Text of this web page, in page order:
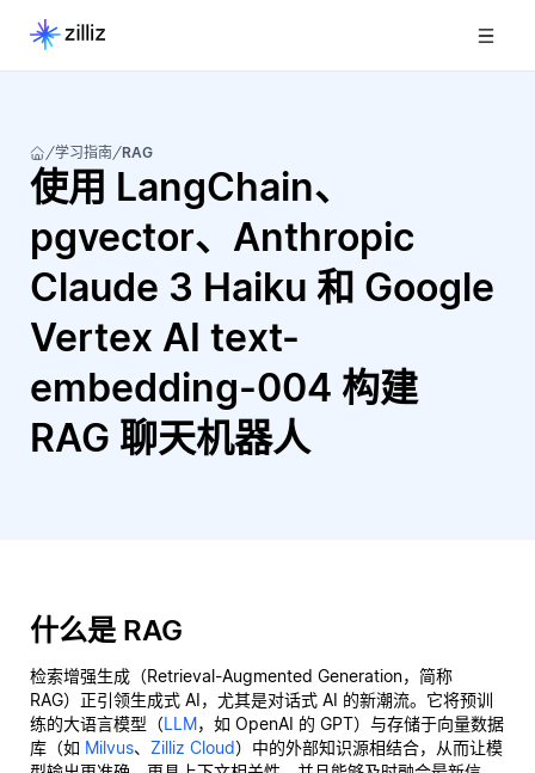
学习指南 RAG
使用 LangChain、
pgvector、Anthropic
Claude 3 Haiku 和 Google
Vertex AI text-
embedding-004 构建
RAG 聊天机器人
什么是 RAG
检索增强生成（Retrieval-Augmented Generation，简称
RAG）正引领生成式 AI，尤其是对话式 AI 的新潮流。它将预训
练的大语言模型（LLM，如 OpenAI 的 GPT）与存储于向量数据
库（如 Milvus、 Zilliz Cloud）中的外部知识源相结合，从而让模